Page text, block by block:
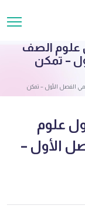
علوم الصف
– تمكن
الفصل الأول – تمكن
علوم
الأول –